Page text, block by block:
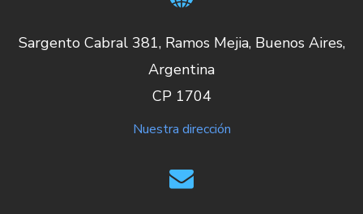
Sargento Cabral 381, Ramos Mejia, Buenos Aires,
Argentina
CP 1704
Nuestra dirección